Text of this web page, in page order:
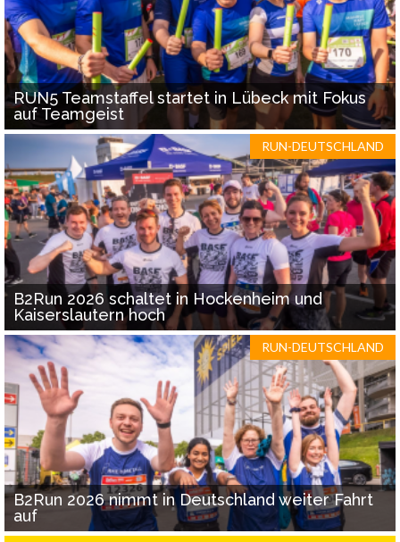
RUN5 Teamstaffel startet in Lübeck mit Fokus
auf Teamgeist
RUN-DEUTSCHLAND
B2Run 2026 schaltet in Hockenheim und
Kaiserslautern hoch
RUN-DEUTSCHLAND
B2Run 2026 nimmt in Deutschland weiter Fahrt
auf